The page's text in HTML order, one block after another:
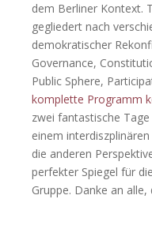
dem Berliner Kontext.
gegliedert nach
demokratischer
Governance,
Public Sphere,
komplette Programm
zwei fantastische
einem
die anderen
perfekter Spiegel für
Gruppe. Danke an